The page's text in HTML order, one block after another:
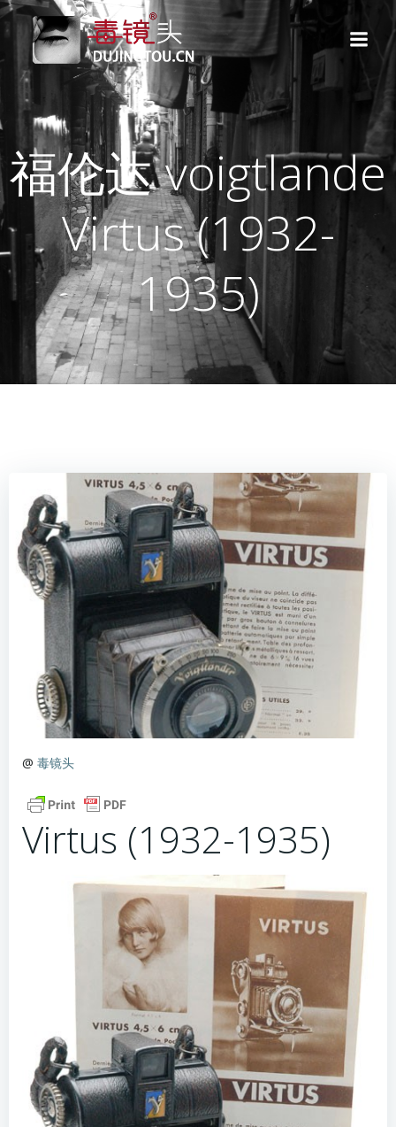
到
内
容
福伦达 voigtlande
Virtus (1932-
1935)
@ 毒镜头
Virtus (1932-1935)